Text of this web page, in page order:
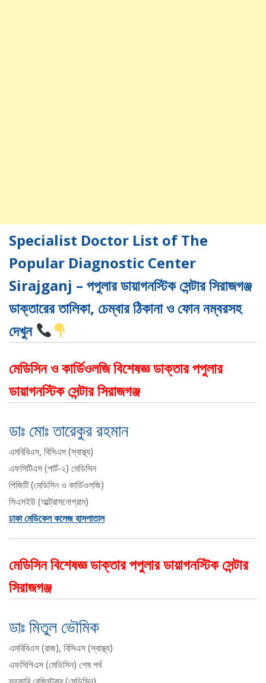
Specialist Doctor List of The
Popular Diagnostic Center
Sirajganj – পপুলার ডায়াগনস্টিক সেন্টার সিরাজগঞ্জ
ডাক্তারের তালিকা, চেম্বার ঠিকানা ও ফোন নম্বরসহ
দেখুন
মেডিসিন ও কার্ডিওলজি বিশেষজ্ঞ ডাক্তার পপুলার
ডায়াগনস্টিক সেন্টার সিরাজগঞ্জ
ডাঃ মোঃ তারেকুর রহমান
এমবিবিএস, বিসিএস (স্বাস্থ্য)
এফসিটিএস (পার্ট-২) মেডিসিন
পিজিটি (মেডিসিন ও কার্ডিওলজি)
সিএসইউ (আল্ট্রাসনোগ্রাম)
ঢাকা মেডিকেল কলেজ হাসপাতাল
মেডিসিন বিশেষজ্ঞ ডাক্তার পপুলার ডায়াগনস্টিক সেন্টার
সিরাজগঞ্জ
ডাঃ মিতুল ভৌমিক
এমবিবিএস (রাজ), বিসিএস (স্বাস্থ্য)
এফসিপিএস (মেডিসিন) শেষ পর্ব